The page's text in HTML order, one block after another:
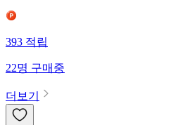
393적립
22명구매중
더보기